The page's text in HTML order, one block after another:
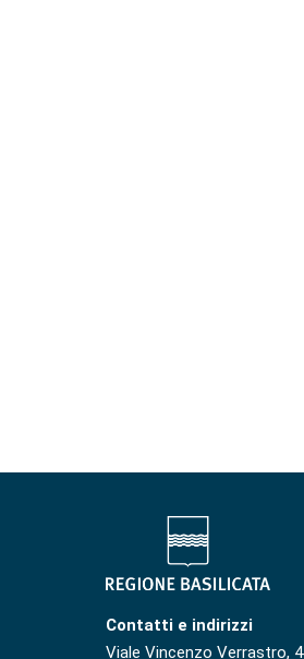
Contatti e indirizzi
Viale Vincenzo Verrastro, 4